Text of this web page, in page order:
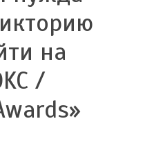
на
/